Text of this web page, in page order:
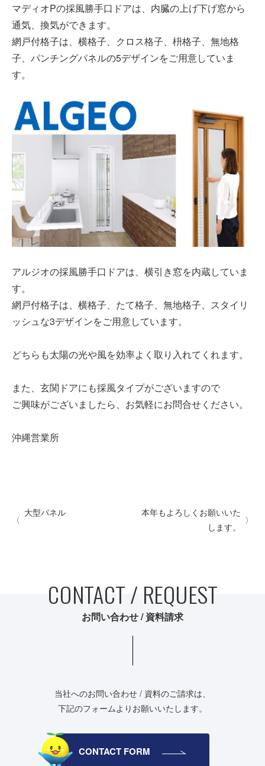
マディオPの採風勝手口ドアは、内臓の上げ下げ窓から
通気、換気ができます。
網戸付格子は、横格子、クロス格子、枡格子、無地格
子、パンチングパネルの5デザインをご用意していま
す。
アルジオの採風勝手口ドアは、横引き窓を内蔵していま
す。
網戸付格子は、横格子、たて格子、無地格子、スタイリ
ッシュな3デザインをご用意しています。
どちらも太陽の光や風を効率よく取り入れてくれます。
また、玄関ドアにも採風タイプがございますので
ご興味がございましたら、お気軽にお問合せください。
沖縄営業所
大型パネル
本年もよろしくお願いいた
します。
CONTACT / REQUEST
お問い合わせ / 資料請求
当社へのお問い合わせ / 資料のご請求は、
下記のフォームよりお願いいたします。
CONTACT FORM